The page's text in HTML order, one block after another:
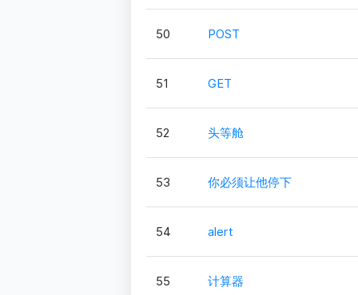
50 POST
51 GET
52 头等舱
53 你必须让他停下
54 alert
55 计算器